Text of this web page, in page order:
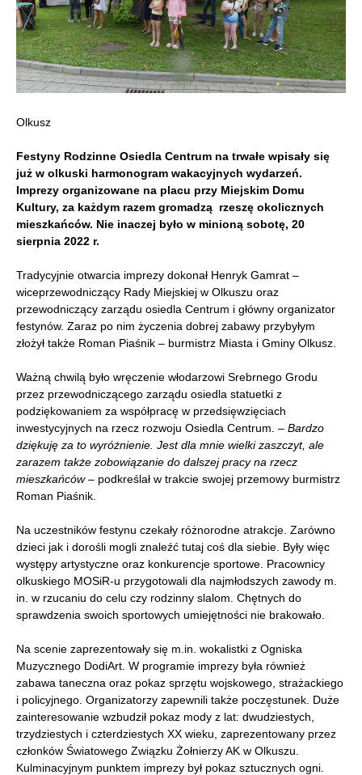
Olkusz
Festyny Rodzinne Osiedla Centrum na trwałe wpisały się
już w olkuski harmonogram wakacyjnych wydarzeń.
Imprezy organizowane na placu przy Miejskim Domu
Kultury, za każdym razem gromadzą rzeszę okolicznych
mieszkańców. Nie inaczej było w minioną sobotę, 20
sierpnia 2022 r.
Tradycyjnie otwarcia imprezy dokonał Henryk Gamrat –
wiceprzewodniczący Rady Miejskiej w Olkuszu oraz
przewodniczący zarządu osiedla Centrum i główny organizator
festynów. Zaraz po nim życzenia dobrej zabawy przybyłym
złożył także Roman Piaśnik – burmistrz Miasta i Gminy Olkusz.
Ważną chwilą było wręczenie włodarzowi Srebrnego Grodu
przez przewodniczącego zarządu osiedla statuetki z
podziękowaniem za współpracę w przedsięwzięciach
inwestycyjnych na rzecz rozwoju Osiedla Centrum. – Bardzo
dziękuję za to wyróżnienie. Jest dla mnie wielki zaszczyt, ale
zarazem także zobowiązanie do dalszej pracy na rzecz
mieszkańców– podkreślał w trakcie swojej przemowy burmistrz
Roman Piaśnik.
Na uczestników festynu czekały różnorodne atrakcje. Zarówno
dzieci jak i dorośli mogli znaleźć tutaj coś dla siebie. Były więc
występy artystyczne oraz konkurencje sportowe. Pracownicy
olkuskiego MOSiR-u przygotowali dla najmłodszych zawody m.
in. w rzucaniu do celu czy rodzinny slalom. Chętnych do
sprawdzenia swoich sportowych umiejętności nie brakowało.
Na scenie zaprezentowały się m.in. wokalistki z Ogniska
Muzycznego DodiArt. W programie imprezy była również
zabawa taneczna oraz pokaz sprzętu wojskowego, strażackiego
i policyjnego. Organizatorzy zapewnili także poczęstunek. Duże
zainteresowanie wzbudził pokaz mody z lat: dwudziestych,
trzydziestych i czterdziestych XX wieku, zaprezentowany przez
członków Światowego Związku Żołnierzy AK w Olkuszu.
Kulminacyjnym punktem imprezy był pokaz sztucznych ogni.